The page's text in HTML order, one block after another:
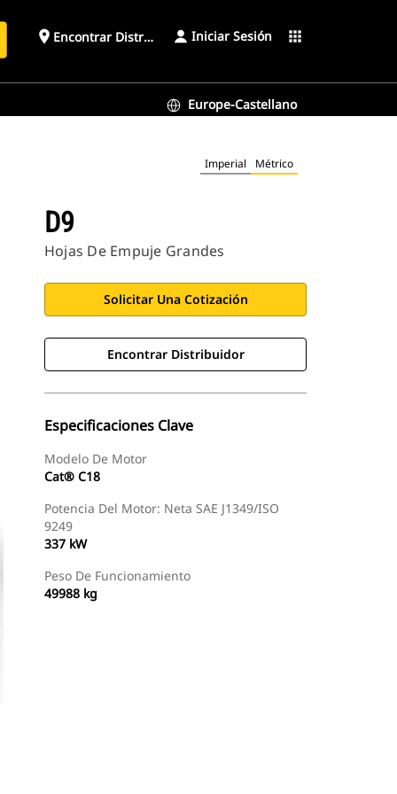
place Encontrar Distribuidor Iniciar Sesión apps
Europe-Castellano
Imperial Métrico
D9
Hojas De Empuje Grandes
Solicitar Una Cotización
Encontrar Distribuidor
Especificaciones Clave
Modelo De Motor
Cat® C18
Potencia Del Motor: Neta SAE J1349/ISO
9249
337 kW
Peso De Funcionamiento
49988 kg